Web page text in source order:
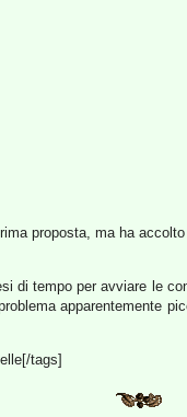
proposta, ma ha
di tempo per avviare le
apparentemente
tags]